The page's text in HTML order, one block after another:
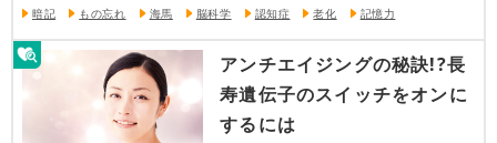
暗記 もの忘れ 海馬 脳科学 認知症 老化 記憶力
アンチエイジングの秘訣!?長
寿遺伝子のスイッチをオンに
するには